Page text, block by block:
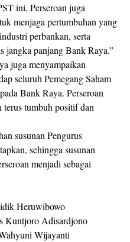
ini, Perseroan juga
menjaga pertumbuhan yang
perbankan, serta
jangka panjang Bank Raya.”
juga menyampaikan
seluruh Pemegang Saham
Bank Raya. Perseroan
tumbuh positif dan
susunan Pengurus
sehingga susunan
menjadi sebagai
Heruwibowo
Kuntjoro Adisardjono
Wijayanti